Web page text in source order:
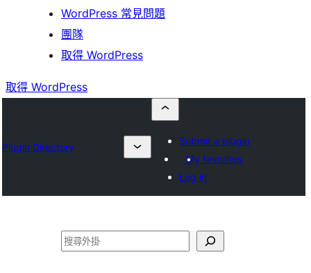
WordPress 常見問題
團隊
取得 WordPress
取得 WordPress
Plugin Directory
Submit a plugin
My favorites
Log in
搜